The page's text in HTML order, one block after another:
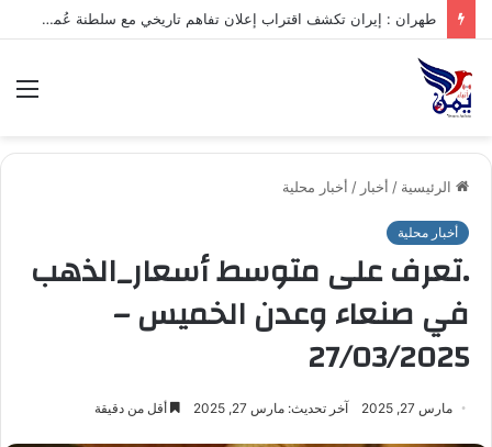
.تعرف على متوسط أسعار الذهب في صنعاء وعدن الخميس – 06/08/2026
الرئيسية / أخبار / أخبار محلية
أخبار محلية
.تعرف على متوسط أسعار_الذهب
في صنعاء وعدن الخميس –
27/03/2025
مارس 27, 2025 آخر تحديث: مارس 27, 2025 أقل من دقيقة